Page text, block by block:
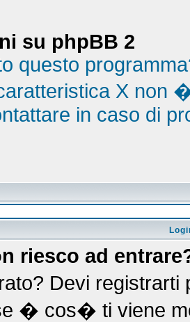
su phpBB 2
questo
X non
in caso di
riesco ad
Devi registrarti
� cos� ti viene